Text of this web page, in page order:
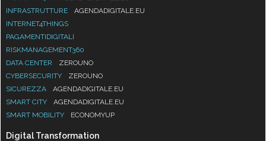
INFRASTRUTTURE
AGENDADIGITALE.EU
INTERNET4THINGS
PAGAMENTIDIGITALI
RISKMANAGEMENT360
DATA CENTER
ZEROUNO
CYBERSECURITY
ZEROUNO
SICUREZZA
AGENDADIGITALE.EU
SMART CITY
AGENDADIGITALE.EU
SMART MOBILITY
ECONOMYUP
Digital Transformation